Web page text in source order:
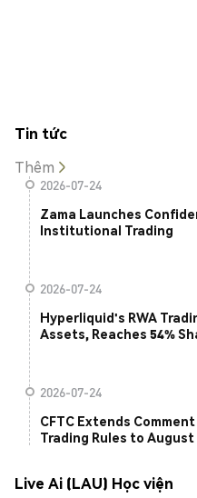
Tin tức
Thêm
2026-07-24
Zama Launches
Institutional Trading
2026-07-24
Hyperliquid's RWA
Assets, Reaches 54%
2026-07-24
CFTC Extends
Trading Rules to August
Live Ai (LAU) Học viện